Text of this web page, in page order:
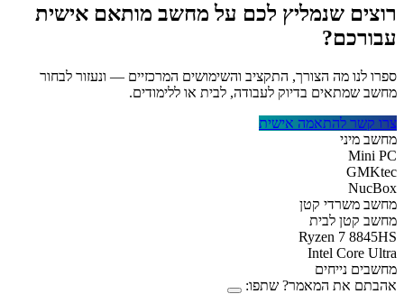
שנמליץ לכם על מחשב מותאם אישית
לנו מה הצורך, התקציב והשימושים המרכזיים — ונעזור לבחור
שמתאים בדיוק לעבודה, לבית או ללימודים.
קשר להתאמה אישית
מיני
משרדי קטן
קטן לבית
Ryzen 7
Intel Core
נייחים
את המאמר? שתפו: